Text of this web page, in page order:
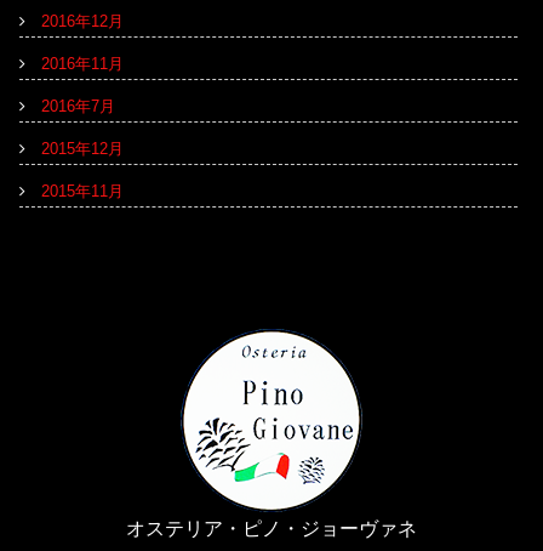
2016年12月
2016年11月
2016年7月
2015年12月
2015年11月
オステリア・ピノ・ジョーヴァネ